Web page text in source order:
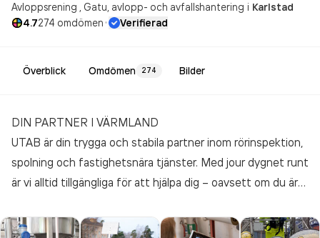
Avloppsrening Gatu, avlopp- och avfallshantering i Karlstad
4.7274 omdömen· Verifierad
Överblick Omdömen 274 Bilder
DIN PARTNER I VÄRMLAND
UTAB är din trygga och stabila partner inom rörinspektion,
spolning och fastighetsnära tjänster. Med jour dygnet runt
är vi alltid tillgängliga för att hjälpa dig – oavsett om du är